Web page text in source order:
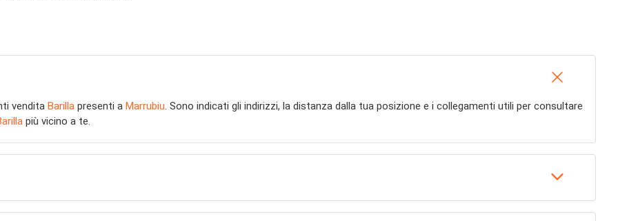
vendita Barilla presenti a Marrubiu. Sono indicati gli indirizzi, la distanza dalla tua posizione e i collegamenti utili per consultare
più vicino a te.